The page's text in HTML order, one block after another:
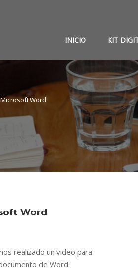
INICIO KIT
Word
Word
realizado un video para
de Word.